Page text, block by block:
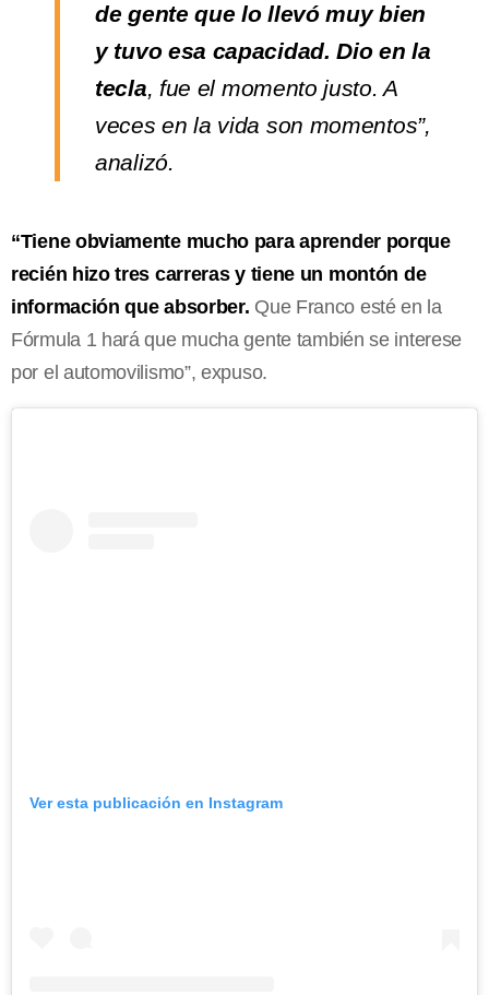
de gente que lo llevó muy bien
y tuvo esa capacidad. Dio en la
tecla, fue el momento justo. A
veces en la vida son momentos”,
analizó.
“Tiene obviamente mucho para aprender porque
recién hizo tres carreras y tiene un montón de
información que absorber. Que Franco esté en la
Fórmula 1 hará que mucha gente también se interese
por el automovilismo”, expuso.
Ver esta publicación en Instagram